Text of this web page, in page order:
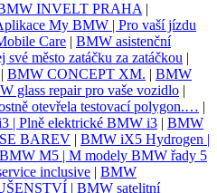
INVELT PRAHA|
My BMW | Pro vaší jízdu
Care | BMW asistenční
město zatáčku za zatáčkou |
| BMW CONCEPT XM. | BMW
glass repair pro vaše vozidlo |
otevřela testovací polygon.… |
| Plně elektrické BMW i3 | BMW
BAREV | BMW iX5 Hydrogen |
BMW M5 | M modely BMW řady 5
inclusive | BMW
| BMW satelitní